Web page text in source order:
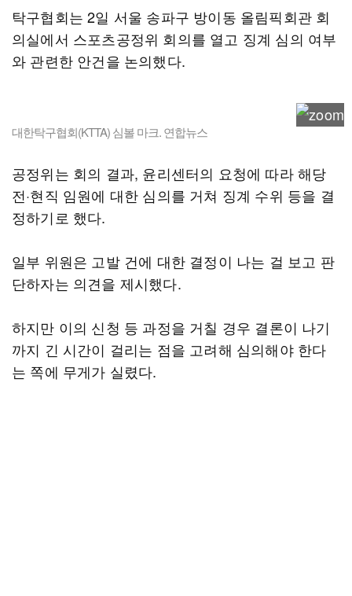
탁구협회는 2일 서울 송파구 방이동 올림픽회관 회
의실에서 스포츠공정위 회의를 열고 징계 심의 여부
와 관련한 안건을 논의했다.
대한탁구협회(KTTA) 심볼 마크. 연합뉴스
공정위는 회의 결과, 윤리센터의 요청에 따라 해당
전·현직 임원에 대한 심의를 거쳐 징계 수위 등을 결
정하기로 했다.
일부 위원은 고발 건에 대한 결정이 나는 걸 보고 판
단하자는 의견을 제시했다.
하지만 이의 신청 등 과정을 거칠 경우 결론이 나기
까지 긴 시간이 걸리는 점을 고려해 심의해야 한다
는 쪽에 무게가 실렸다.